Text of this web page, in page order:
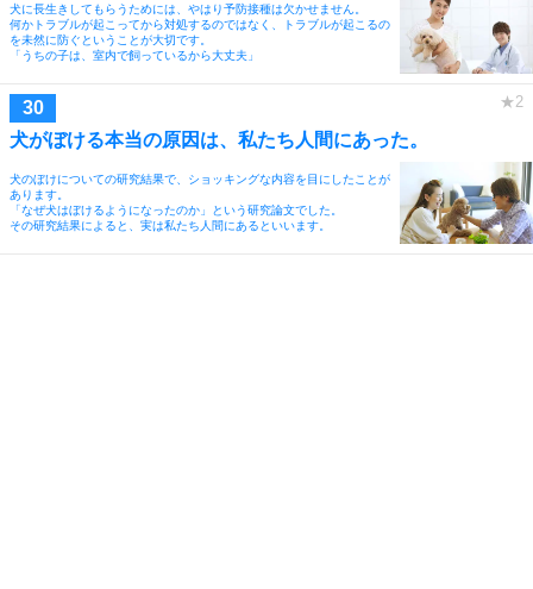
犬に長生きしてもらうためには、やはり予防接種は欠かせません。
何かトラブルが起こってから対処するのではなく、トラブルが起こるの
を未然に防ぐということが大切です。
「うちの子は、室内で飼っているから大丈夫」
犬がぼける本当の原因は、私たち人間にあった。
犬のぼけについての研究結果で、ショッキングな内容を目にしたことが
あります。
「なぜ犬はぼけるようになったのか」という研究論文でした。
その研究結果によると、実は私たち人間にあるといいます。